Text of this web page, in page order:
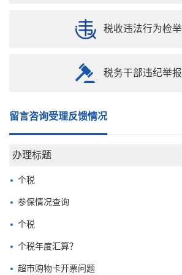
税收违法行为检举
税务干部违纪举报
留言咨询受理反馈情况
办理标题
“六税两费”减免政策中的小型微利企业如何判定？
税费服务
社保
个税
参保情况查询
个税
个税年度汇算？
超市购物卡开票问题